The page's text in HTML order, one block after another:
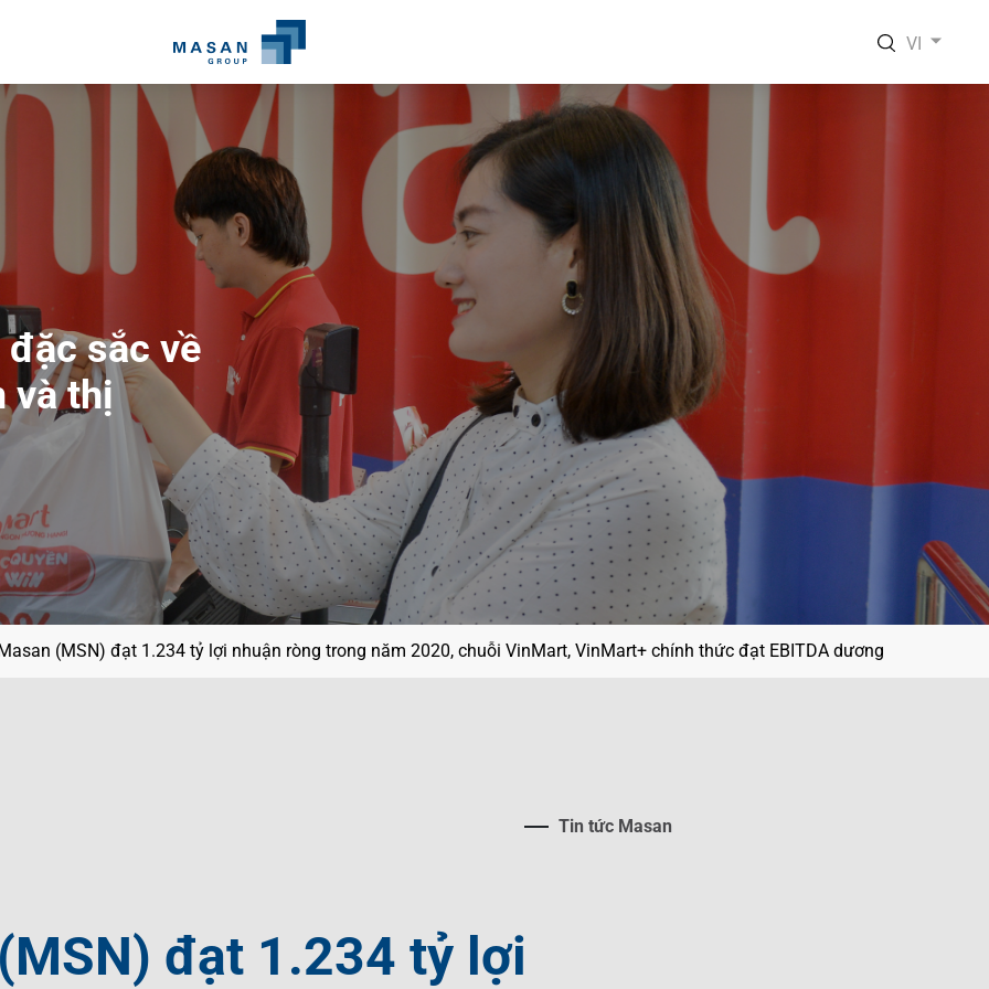
Nam
VI
sắc về
và thị
(MSN) đạt 1.234 tỷ lợi nhuận ròng trong năm 2020, chuỗi VinMart, VinMart+ chính thức đạt EBITDA dương
Tin tức Masan
đạt 1.234 tỷ lợi